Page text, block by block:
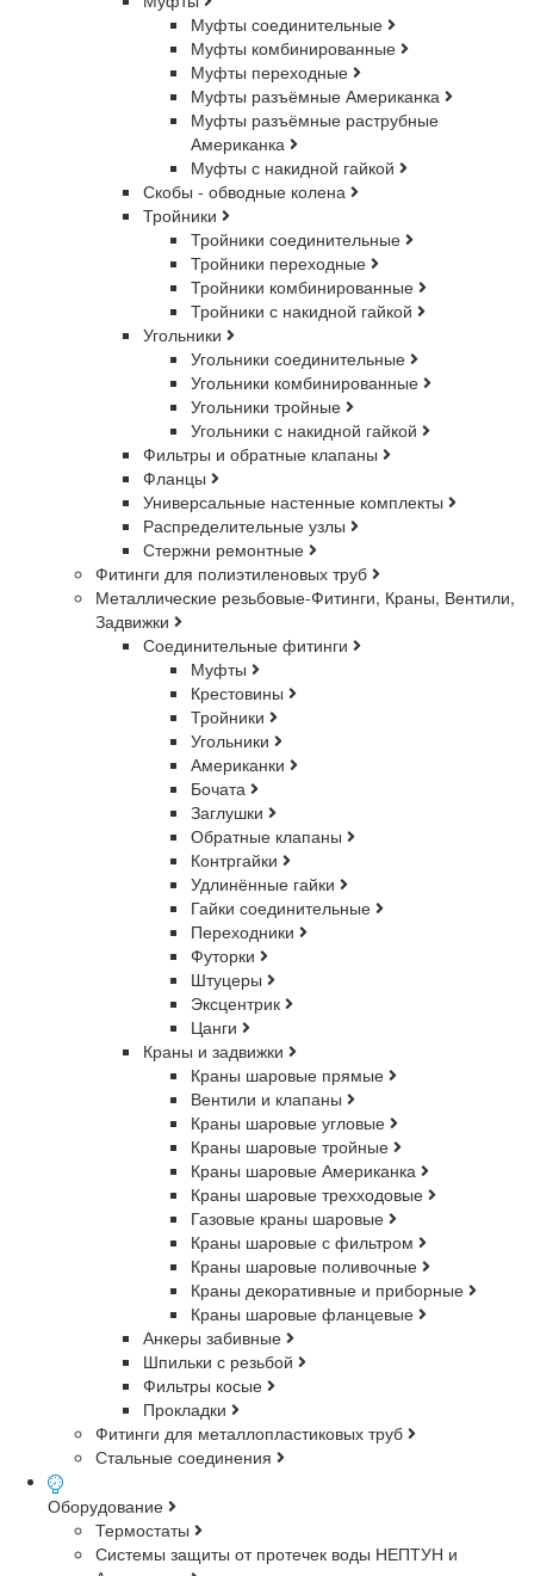
Муфты соединительные
Муфты комбинированные
Муфты переходные
Муфты разъёмные Американка
Муфты разъёмные раструбные
Американка
Муфты с накидной гайкой
Скобы - обводные колена
Тройники
Тройники соединительные
Тройники переходные
Тройники комбинированные
Тройники с накидной гайкой
Угольники
Угольники соединительные
Угольники комбинированные
Угольники тройные
Угольники с накидной гайкой
Фильтры и обратные клапаны
Фланцы
Универсальные настенные комплекты
Распределительные узлы
Стержни ремонтные
Фитинги для полиэтиленовых труб
Металлические резьбовые-Фитинги, Краны, Вентили,
Задвижки
Соединительные фитинги
Муфты
Крестовины
Тройники
Угольники
Американки
Бочата
Заглушки
Обратные клапаны
Контргайки
Удлинённые гайки
Гайки соединительные
Переходники
Футорки
Штуцеры
Эксцентрик
Цанги
Краны и задвижки
Краны шаровые прямые
Вентили и клапаны
Краны шаровые угловые
Краны шаровые тройные
Краны шаровые Американка
Краны шаровые трехходовые
Газовые краны шаровые
Краны шаровые с фильтром
Краны шаровые поливочные
Краны декоративные и приборные
Краны шаровые фланцевые
Анкеры забивные
Шпильки с резьбой
Фильтры косые
Прокладки
Фитинги для металлопластиковых труб
Стальные соединения
Оборудование
Термостаты
Системы защиты от протечек воды НЕПТУН и